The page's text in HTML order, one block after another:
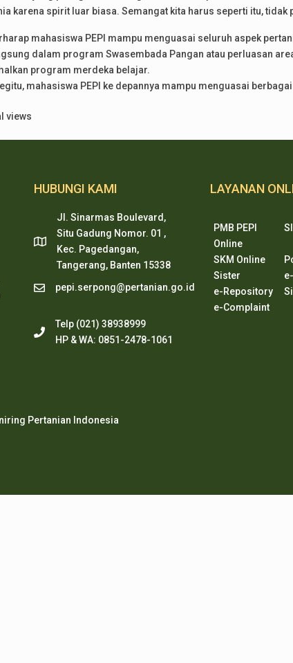
karena spirit luar biasa. Semangat kita harus seperti itu, tidak
mahasiswa PEPI mampu menguasai seluruh aspek
dalam program Swasembada Pangan atau perluasan
program merdeka belajar.
mahasiswa PEPI ke depannya mampu menguasai
views
HUBUNGI KAMI
Jl. Sinarmas Boulevard,
Situ Gadung Nomor. 01 ,
Kec. Pagedangan,
Tangerang, Banten 15338
pepi.serpong@pertanian.go.id
Telp (021) 38938999
HP & WA: 0851-2478-1061
LAYANAN
PMB PEPI
Online
SKM Online
Sister
e-Repository
e-Complaint
Pertanian Indonesia